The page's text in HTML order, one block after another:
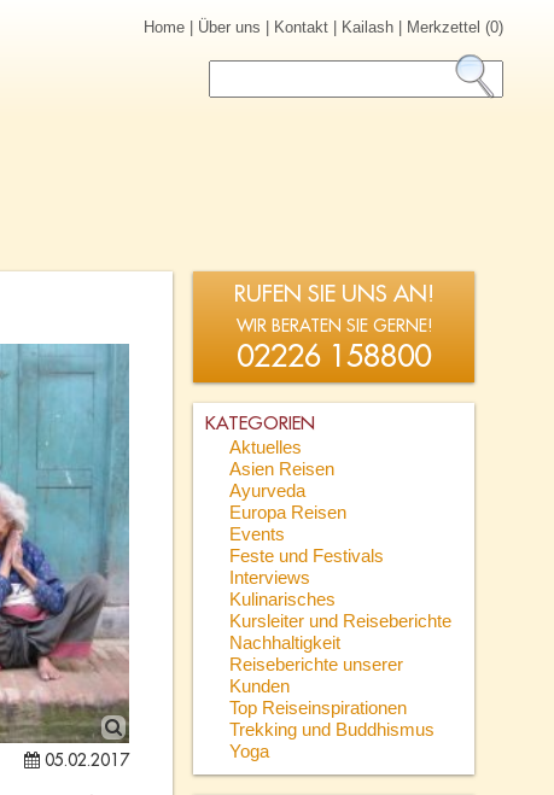
Home Über uns Kontakt Kailash Merkzettel (0)
05.02.2017
RUFEN SIE UNS AN!
WIR BERATEN SIE GERNE!
02226 158800
KATEGORIEN
Aktuelles
Asien Reisen
Ayurveda
Europa Reisen
Events
Feste und Festivals
Interviews
Kulinarisches
Kursleiter und Reiseberichte
Nachhaltigkeit
Reiseberichte unserer
Kunden
Top Reiseinspirationen
Trekking und Buddhismus
Yoga